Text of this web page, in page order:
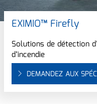
EXIMIO™ Firefly
Solutions de détection
d’incendie
DEMANDEZ AUX